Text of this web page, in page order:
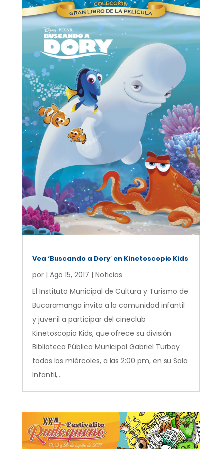
Vea ‘Buscando a Dory’ en Kinetoscopio Kids
por | Ago 15, 2017 | Noticias
El Instituto Municipal de Cultura y Turismo de
Bucaramanga invita a la comunidad infantil
y juvenil a participar del cineclub
Kinetoscopio Kids, que ofrece su división
Biblioteca Pública Municipal Gabriel Turbay
todos los miércoles, a las 2:00 pm, en su Sala
Infantil,...